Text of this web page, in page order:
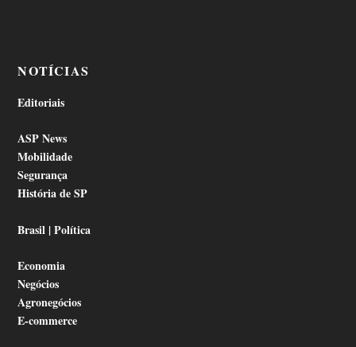
NOTÍCIAS
Editoriais
ASP News
Mobilidade
Segurança
História de SP
Brasil | Política
Economia
Negócios
Agronegócios
E-commerce